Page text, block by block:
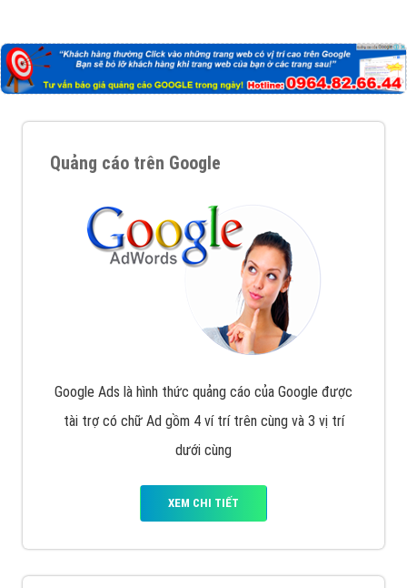
Quảng cáo trên Google
Google Ads là hình thức quảng cáo của Google được
tài trợ có chữ Ad gồm 4 ví trí trên cùng và 3 vị trí
dưới cùng
XEM CHI TIẾT